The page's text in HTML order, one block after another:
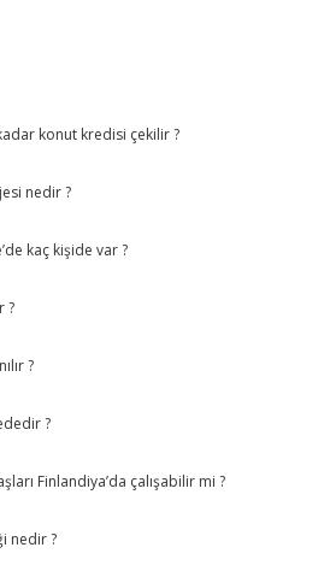
konut kredisi çekilir ?
nedir ?
kaç kişide var ?
?
?
?
Finlandiya’da çalışabilir mi ?
nedir ?